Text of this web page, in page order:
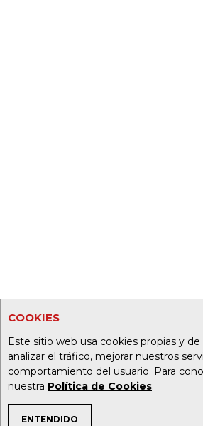
COOKIES
Este sitio web usa cookies propias y
analizar el tráfico, mejorar nuestros
comportamiento del usuario. Para
nuestra Política de Cookies.
ENTENDIDO